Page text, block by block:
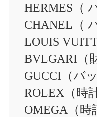
HERMES（
CHANEL（
LOUIS
BVLGARI（
GUCCI（バ
ROLEX（時
OMEGA（時